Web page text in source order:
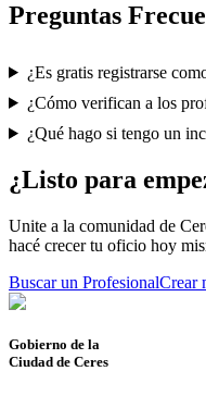
Preguntas
¿Es gratis registrarse
¿Cómo verifican a los
¿Qué hago si tengo un
¿Listo para
Unite a la comunidad de
hacé crecer tu oficio hoy
Buscar un ProfesionalCrear
Gobierno de la
Ciudad de Ceres